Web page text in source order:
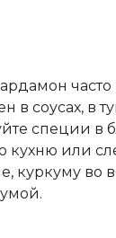
в соусах, в
специи в
кухню или
куркуму во